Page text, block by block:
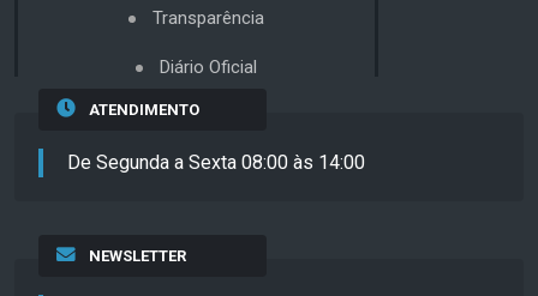
Transparência
Diário Oficial
ATENDIMENTO
De Segunda a Sexta 08:00 às 14:00
NEWSLETTER